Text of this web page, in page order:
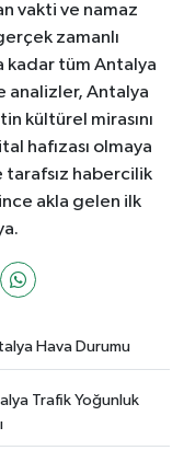
vakti ve namaz
zamanlı
kadar tüm Antalya
analizler, Antalya
kültürel mirasını
hafızası olmaya
tarafsız habercilik
akla gelen ilk
Hava Durumu
Trafik Yoğunluk